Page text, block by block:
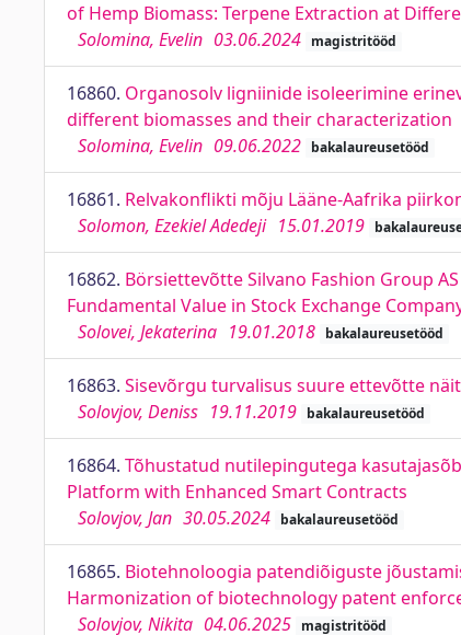
of Hemp Biomass: Terpene Extraction at
Solomina, Evelin 03.06.2024 magistritööd
16860. Organosolv ligniinide isoleerimine
different biomasses and their characterization
Solomina, Evelin 09.06.2022 bakalaureusetööd
16861. Relvakonflikti mõju Lääne-Aafrika
Solomon, Ezekiel Adedeji 15.01.2019
16862. Börsiettevõtte Silvano Fashion Group
Fundamental Value in Stock Exchange
Solovei, Jekaterina 19.01.2018 bakalaureusetööd
16863. Sisevõrgu turvalisus suure ettevõtte
Solovjov, Deniss 19.11.2019 bakalaureusetööd
16864. Tõhustatud nutilepingutega
Platform with Enhanced Smart Contracts
Solovjov, Jan 30.05.2024 bakalaureusetööd
16865. Biotehnoloogia patendiõiguste
Harmonization of biotechnology patent
Solovjov, Nikita 04.06.2025 magistritööd